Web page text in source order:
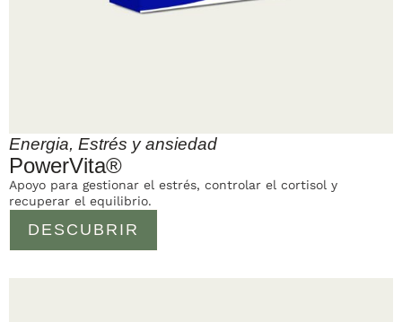
Energia, Estrés y ansiedad
PowerVita®
DESCUBRIR
Apoyo para gestionar el estrés, controlar el cortisol y
recuperar el equilibrio.